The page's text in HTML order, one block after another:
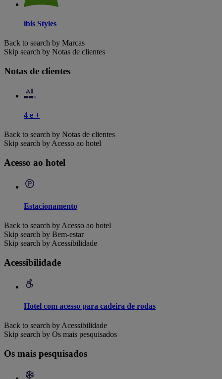
ibis Styles
Back to search by Marcas
Skip search by Notas de clientes
Notas de clientes
4 e +
Back to search by Notas de clientes
Skip search by Acesso ao hotel
Acesso ao hotel
Estacionamento
Back to search by Acesso ao hotel
Skip search by Bem-estar
Skip search by Acessibilidade
Acessibilidade
Hotel com acesso para cadeira de rodas
Back to search by Acessibilidade
Skip search by Os mais pesquisados
Os mais pesquisados